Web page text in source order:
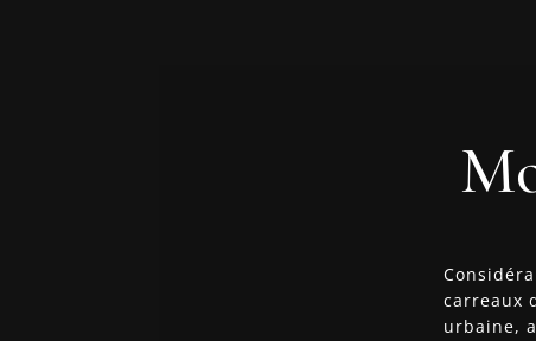
carreaux
urbaine,